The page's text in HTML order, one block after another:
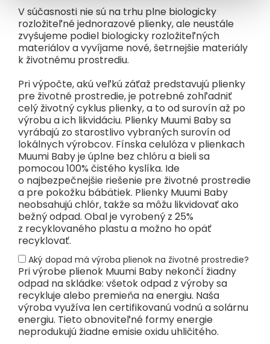
V súčasnosti nie sú na trhu plne biologicky
rozložiteľné jednorazové plienky, ale neustále
zvyšujeme podiel biologicky rozložiteľných
materiálov a vyvíjame nové, šetrnejšie materiály
k životnému prostrediu.
Pri výpočte, akú veľkú záťaž predstavujú plienky
pre životné prostredie, je potrebné zohľadniť
celý životný cyklus plienky, a to od surovín až po
výrobu a ich likvidáciu. Plienky Muumi Baby sa
vyrábajú zo starostlivo vybraných surovín od
lokálnych výrobcov. Fínska celulóza v plienkach
Muumi Baby je úplne bez chlóru a bieli sa
pomocou 100% čistého kyslíka. Ide
o najbezpečnejšie riešenie pre životné prostredie
a pre pokožku bábätiek. Plienky Muumi Baby
neobsahujú chlór, takže sa môžu likvidovať ako
bežný odpad. Obal je vyrobený z 25%
z recyklovaného plastu a možno ho opäť
recyklovať.
Aký dopad má výroba plienok na životné prostredie?
Pri výrobe plienok Muumi Baby nekončí žiadny
odpad na skládke: všetok odpad z výroby sa
recykluje alebo premieňa na energiu. Naša
výroba využíva len certifikovanú vodnú a solárnu
energiu. Tieto obnoviteľné formy energie
neprodukujú žiadne emisie oxidu uhličitého.